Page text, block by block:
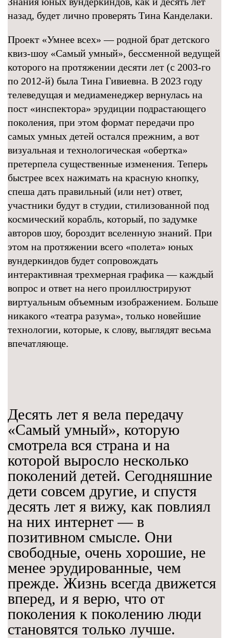
назад, будет лично проверять Тина Канделаки.
Проект «Умнее всех» — родной брат детского
квиз-шоу «Самый умный», бессменной ведущей
которого на протяжении десяти лет (с 2003-го
по 2012-й) была Тина Гивиевна. В 2023 году
телеведущая и медиаменеджер вернулась на
пост «инспектора» эрудиции подрастающего
поколения, при этом формат передачи про
самых умных детей остался прежним, а вот
визуальная и технологическая «обертка»
претерпела существенные изменения. Теперь
быстрее всех нажимать на красную кнопку,
спеша дать правильный (или нет) ответ,
участники будут в студии, стилизованной под
космический корабль, который, по задумке
авторов шоу, бороздит вселенную знаний. При
этом на протяжении всего «полета» юных
вундеркиндов будет сопровождать
интерактивная трехмерная графика — каждый
вопрос и ответ на него проиллюстрируют
виртуальным объемным изображением. Больше
никакого «театра разума», только новейшие
технологии, которые, к слову, выглядят весьма
впечатляюще.
Десять лет я вела передачу
«Самый умный», которую
смотрела вся страна и на
которой выросло несколько
поколений детей. Сегодняшние
дети совсем другие, и спустя
десять лет я вижу, как повлиял
на них интернет — в
позитивном смысле. Они
свободные, очень хорошие, не
менее эрудированные, чем
прежде. Жизнь всегда движется
вперед, и я верю, что от
поколения к поколению люди
становятся только лучше.